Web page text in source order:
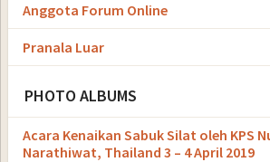
Anggota Forum Online
Pranala Luar
PHOTO ALBUMS
Acara Kenaikan Sabuk Silat oleh KPS
Narathiwat, Thailand 3 – 4 April 2019